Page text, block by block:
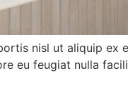
nisl ut aliquip ex
eu feugiat nulla